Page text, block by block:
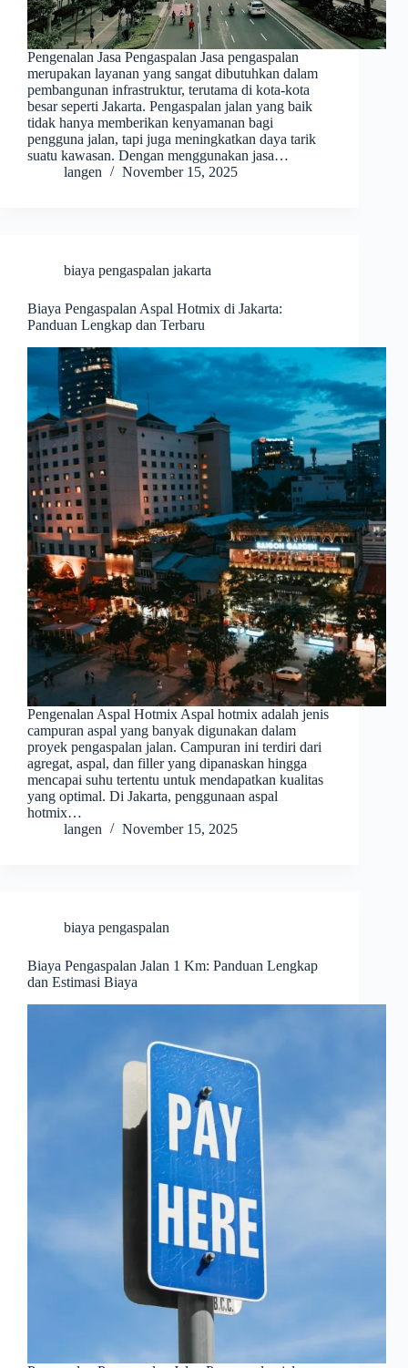
Pengenalan Jasa Pengaspalan Jasa pengaspalan
merupakan layanan yang sangat dibutuhkan dalam
pembangunan infrastruktur, terutama di kota-kota
besar seperti Jakarta. Pengaspalan jalan yang baik
tidak hanya memberikan kenyamanan bagi
pengguna jalan, tapi juga meningkatkan daya tarik
suatu kawasan. Dengan menggunakan jasa…
langen
November 15, 2025
biaya pengaspalan jakarta
Biaya Pengaspalan Aspal Hotmix di Jakarta:
Panduan Lengkap dan Terbaru
Pengenalan Aspal Hotmix Aspal hotmix adalah jenis
campuran aspal yang banyak digunakan dalam
proyek pengaspalan jalan. Campuran ini terdiri dari
agregat, aspal, dan filler yang dipanaskan hingga
mencapai suhu tertentu untuk mendapatkan kualitas
yang optimal. Di Jakarta, penggunaan aspal
hotmix…
langen
November 15, 2025
biaya pengaspalan
Biaya Pengaspalan Jalan 1 Km: Panduan Lengkap
dan Estimasi Biaya